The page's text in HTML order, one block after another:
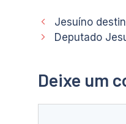
Jesuíno
Deputado
Deixe um